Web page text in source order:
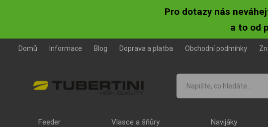
Pro dotazy nás
a to od
Domů Informace Blog Doprava a platba Obchodní podmínky
Feeder Vlasce a šňůry Navijáky